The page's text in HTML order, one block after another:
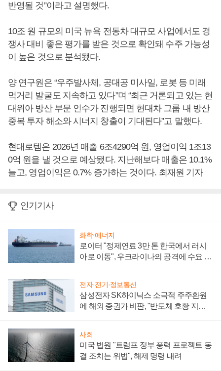
반영될 것”이라고 설명했다.
10조 원 규모의 미국 뉴욕 전동차 대규모 사업에서도 경
쟁사 대비 좋은 평가를 받은 것으로 확인돼 수주 가능성
이 높은 것으로 분석됐다.
양 연구원은 “우주발사체, 공대공 미사일, 로봇 등 미래
먹거리 발굴도 지속하고 있다”며 “최근 거론되고 있는 현
대위아 방산 부문 인수가 진행되면 현대차 그룹 내 방산
중복 투자 해소와 시너지 창출이 기대된다”고 말했다.
현대로템은 2026년 매출 6조4290억 원, 영업이익 1조13
0억 원을 낼 것으로 예상됐다. 지난해보다 매출은 10.1%
늘고, 영업이익은 0.7% 증가하는 것이다. 최재원 기자
인기기사
화학·에너지
로이터 "정제연료 3만 톤 한국에서 러시
아로 이동", 우크라이나의 공격에 수요 늘
전자·전기·정보통신
삼성전자 SK하이닉스 소극적 주주환원
에 해외 증권가 비판, "반도체 호황 지속
사회
미국 법원 "트럼프 정부 풍력 프로젝트 동
결 조치는 위법", 해제 명령 내려